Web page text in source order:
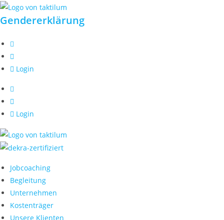
Zum
Inhalt
Gendererklärung
Login
Login
Jobcoaching
Begleitung
Unternehmen
Kostenträger
Unsere Klienten